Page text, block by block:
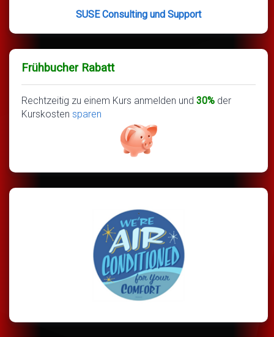
SUSE Consulting und Support
Frühbucher Rabatt
Rechtzeitig zu einem Kurs anmelden und 30% der
Kurskosten sparen